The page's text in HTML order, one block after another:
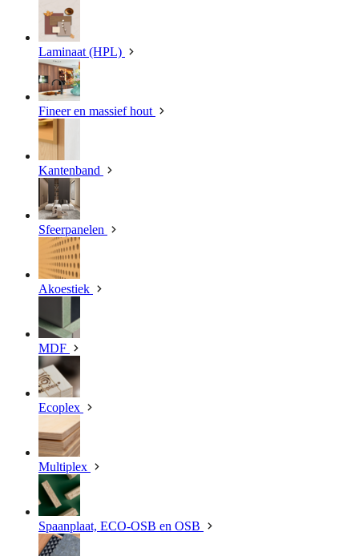
Laminaat (HPL)
Fineer en massief hout
Kantenband
Sfeerpanelen
Akoestiek
MDF
Ecoplex
Multiplex
Spaanplaat, ECO-OSB en OSB